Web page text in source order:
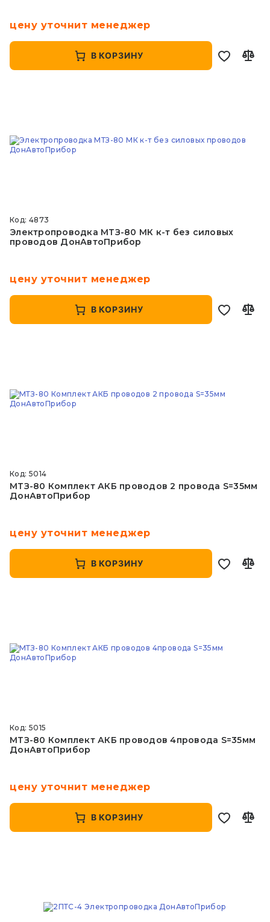
цену уточнит менеджер
В КОРЗИНУ
Код: 4873
Электропроводка МТЗ-80 МК к-т без силовых
проводов ДонАвтоПрибор
цену уточнит менеджер
В КОРЗИНУ
Код: 5014
МТЗ-80 Комплект АКБ проводов 2 провода S=35мм
ДонАвтоПрибор
цену уточнит менеджер
В КОРЗИНУ
Код: 5015
МТЗ-80 Комплект АКБ проводов 4провода S=35мм
ДонАвтоПрибор
цену уточнит менеджер
В КОРЗИНУ